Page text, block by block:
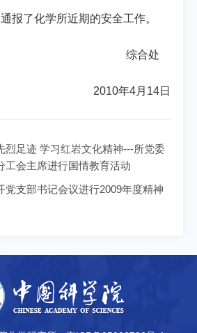
报了化学所近期的安全工作。
综合处
2010年4月14日
烈足迹 学习红岩文化精神---所党委
工会主席进行国情教育活动
党支部书记会议进行2009年度精神